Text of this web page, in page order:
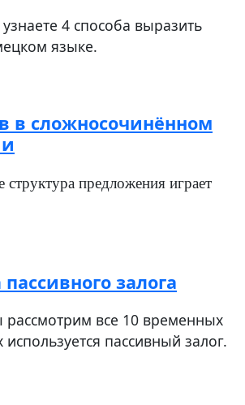
4 способа выразить
языке.
в сложносочинённом
предложения играет
залога
рассмотрим все 10 временных
пассивный залог.